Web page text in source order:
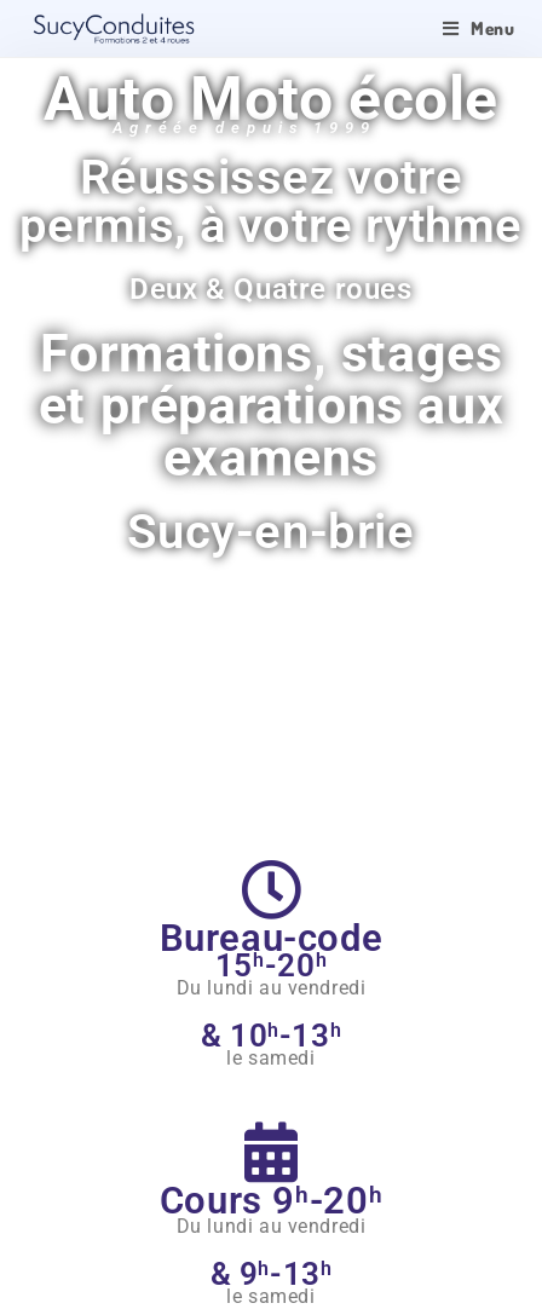
Menu
Auto Moto école
Agréée depuis 1999
Réussissez votre
permis, à votre rythme
Deux & Quatre roues
Formations, stages
et préparations aux
examens
Sucy-en-brie
Bureau-code
15h-20 h
Du lundi au vendredi
& 10h-13 h
le samedi
Cours 9 h-20 h
Du lundi au vendredi
& 9h-13 h
le samedi